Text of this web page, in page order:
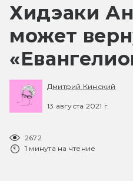
Хидэаки
может
Дмитрий Кинский
13 августа 2021 г.
2672
1 минута на чтение